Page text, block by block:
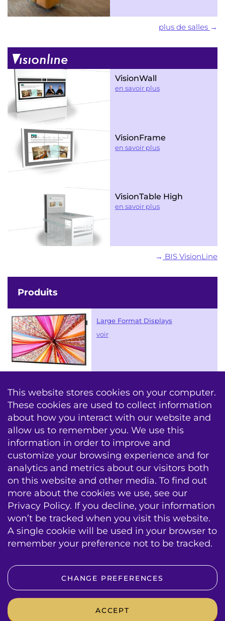
plus de salles
VisionWall
en savoir plus
VisionFrame
en savoir plus
VisionTable High
en savoir plus
BIS VisionLine
Produits
Large Format Displays
voir
AV Conseil Formation
Infogérance
Echec & Entretien
Contracts de Service
Mises a jour systeme
sitemap emplois contact
conditions
BIS|Econocom e-news
© Copyright 2024 BIS|Econocom
This website stores cookies on your computer.
These cookies are used to collect information
about how you interact with our website and
allow us to remember you. We use this
information in order to improve and
customize your browsing experience and for
analytics and metrics about our visitors both
on this website and other media. To find out
more about the cookies we use, see our
Privacy Policy. If you decline, your information
won’t be tracked when you visit this website.
A single cookie will be used in your browser to
remember your preference not to be tracked.
CHANGE PREFERENCES
ACCEPT